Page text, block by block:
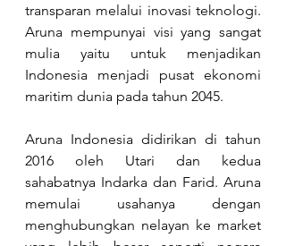
transparan melalui inovasi teknologi.
Aruna mempunyai visi yang sangat
mulia yaitu untuk menjadikan
Indonesia menjadi pusat ekonomi
maritim dunia pada tahun 2045.
Aruna Indonesia didirikan di tahun
2016 oleh Utari dan kedua
sahabatnya Indarka dan Farid. Aruna
memulai usahanya dengan
menghubungkan nelayan ke market